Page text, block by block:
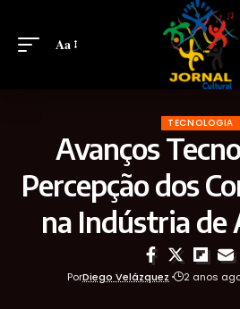
Aa
TECNOLOGIA
Avanços
Percepção dos
na Indústria de
PorDiego Velázquez 2 anos